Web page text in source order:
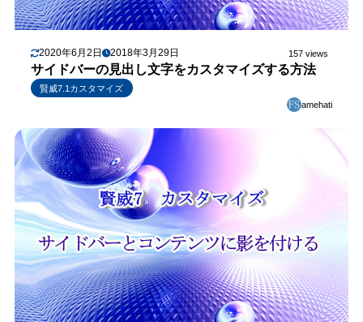
2020年6月2日 2018年3月29日 157 views
サイドバーの見出し文字をカスタマイズする方法
賢威7.1カスタマイズ
amehati